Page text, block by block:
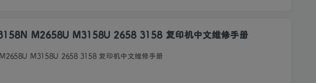
M2658U M3158U 2658 3158 复印机中文维修手册
M3158U 2658 3158 复印机中文维修手册